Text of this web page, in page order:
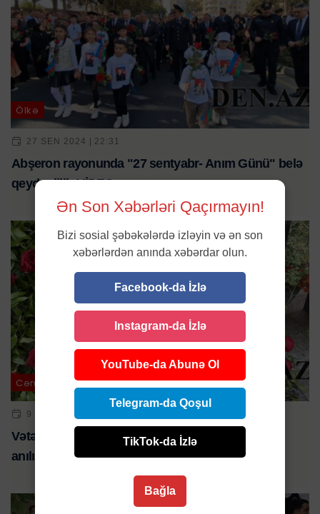
Ölkə
27 SEN 2024 | 22:31
Abşeron rayonunda "27 sentyabr- Anım Günü" belə
qeyd edilib-VİDEO
Cəmiyyət
9 NOY 2024 | 17:23
Vətən müharibəsi şəhidi Elçin Həsənlinin xatirəsi
anılıb-FOTOLAR
Ən Son Xəbərləri Qaçırmayın!
Bizi sosial şəbəkələrdə izləyin və ən son
xəbərlərdən anında xəbərdar olun.
Facebook-da İzlə
Instagram-da İzlə
YouTube-da Abunə Ol
Telegram-da Qoşul
TikTok-da İzlə
Bağla